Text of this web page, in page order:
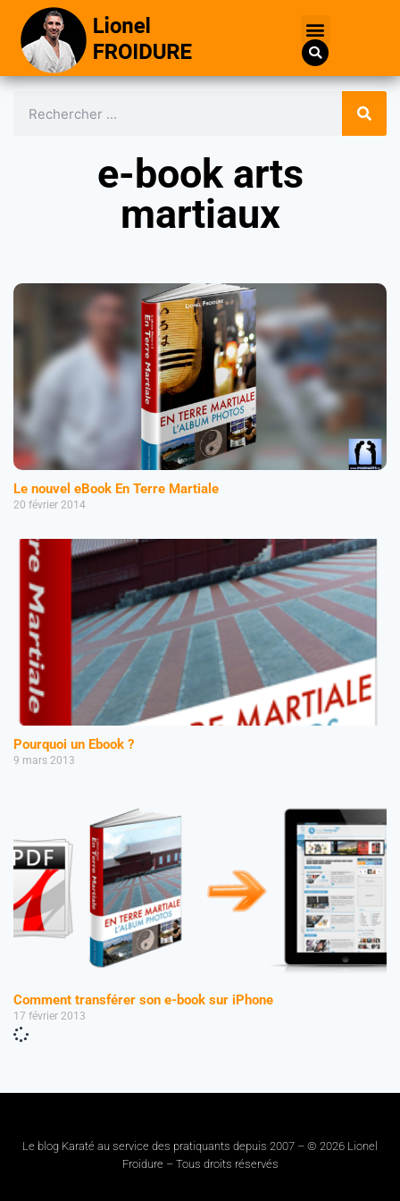
e-book arts
martiaux
Le nouvel eBook En Terre Martiale
20 février 2014
Pourquoi un Ebook ?
9 mars 2013
Comment transférer son e-book sur iPhone
17 février 2013
Le blog Karaté au service des pratiquants depuis 2007 – © 2026 Lionel
Froidure – Tous droits réservés